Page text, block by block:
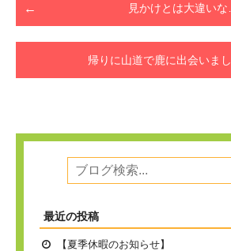
見かけとは大違いな
帰りに山道で鹿に出会いまし
最近の投稿
【夏季休暇のお知らせ】